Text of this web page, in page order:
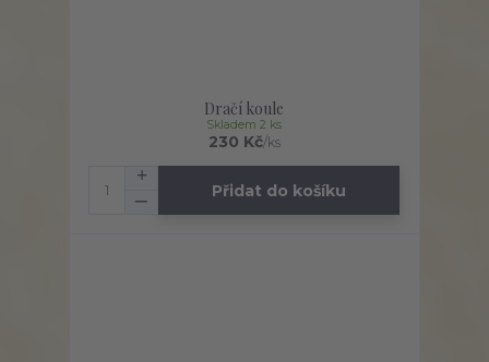
Dračí koule
230 Kč/ks
Skladem 2 ks
Přidat do košíku